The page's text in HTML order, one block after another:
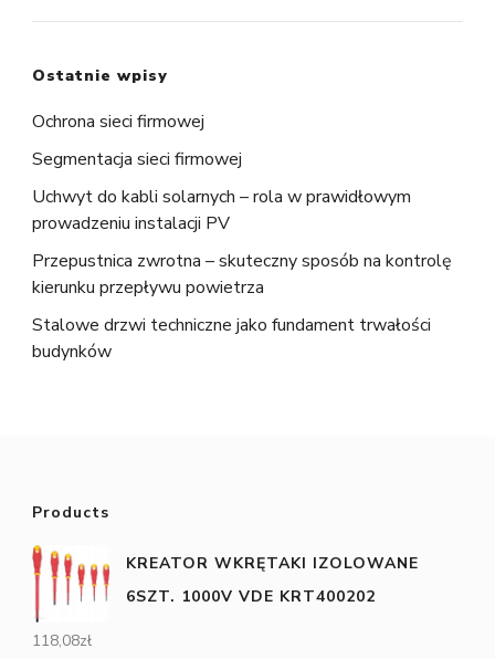
Ostatnie wpisy
Ochrona sieci firmowej
Segmentacja sieci firmowej
Uchwyt do kabli solarnych – rola w prawidłowym
prowadzeniu instalacji PV
Przepustnica zwrotna – skuteczny sposób na kontrolę
kierunku przepływu powietrza
Stalowe drzwi techniczne jako fundament trwałości
budynków
Products
KREATOR WKRĘTAKI IZOLOWANE
6SZT. 1000V VDE KRT400202
118,08zł